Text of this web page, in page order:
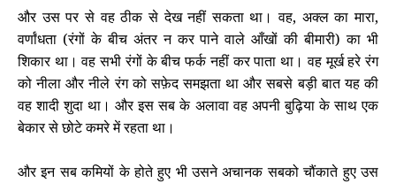
और उस पर से वह ठीक से देख नहीं सकता था। वह, अक्ल का मारा,
वर्णांधता (रंगों के बीच अंतर न कर पाने वाले आँखों की बीमारी) का भी
शिकार था। वह सभी रंगों के बीच फर्क नहीं कर पाता था। वह मूर्ख हरे रंग
को नीला और नीले रंग को सफ़ेद समझता था और सबसे बड़ी बात यह की
वह शादी शुदा था। और इस सब के अलावा वह अपनी बुढ़िया के साथ एक
बेकार से छोटे कमरे में रहता था।
और इन सब कमियों के होते हुए भी उसने अचानक सबको चौंकाते हुए उस